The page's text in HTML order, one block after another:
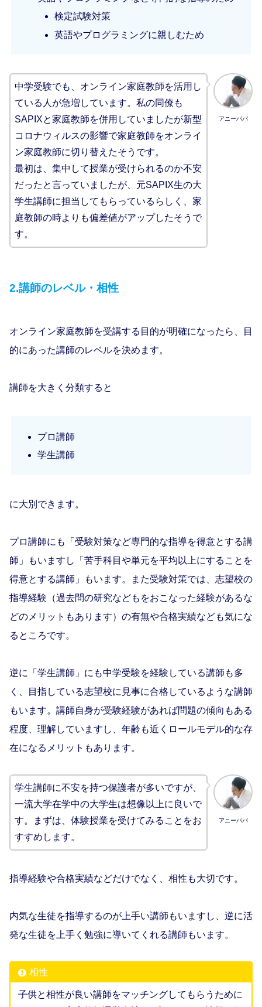
検定試験対策
英語やプログラミングに親しむため
アニーパパ
中学受験でも、オンライン家庭教師を活用し
ている人が急増しています。私の同僚も
SAPIXと家庭教師を併用していましたが新型
コロナウィルスの影響で家庭教師をオンライ
ン家庭教師に切り替えたそうです。
最初は、集中して授業が受けられるのか不安
だったと言っていましたが、元SAPIX生の大
学生講師に担当してもらっているらしく、家
庭教師の時よりも偏差値がアップしたそうで
す。
2.講師のレベル・相性
オンライン家庭教師を受講する目的が明確になったら、目
的にあった講師のレベルを決めます。
講師を大きく分類すると
プロ講師
学生講師
に大別できます。
プロ講師にも「受験対策など専門的な指導を得意とする講
師」もいますし「苦手科目や単元を平均以上にすることを
得意とする講師」もいます。また受験対策では、志望校の
指導経験（過去問の研究などもをおこなった経験があるな
どのメリットもあります）の有無や合格実績なども気にな
るところです。
逆に「学生講師」にも中学受験を経験している講師も多
く、目指している志望校に見事に合格しているような講師
もいます。講師自身が受験経験があれば問題の傾向もある
程度、理解していますし、年齢も近くロールモデル的な存
在になるメリットもあります。
アニーパパ
学生講師に不安を持つ保護者が多いですが、
一流大学在学中の大学生は想像以上に良いで
す。まずは、体験授業を受けてみることをお
すすめします。
指導経験や合格実績などだけでなく、相性も大切です。
内気な生徒を指導するのが上手い講師もいますし、逆に活
発な生徒を上手く勉強に導いてくれる講師もいます。
相性
子供と相性が良い講師をマッチングしてもらうために